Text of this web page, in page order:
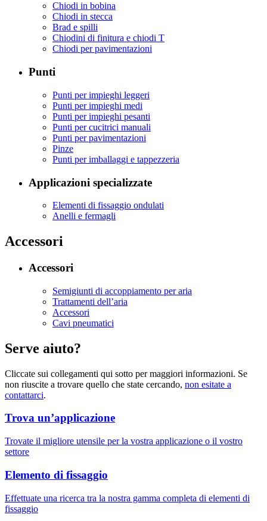
Chiodi in bobina
Chiodi in stecca
Brad e spilli
Chiodini di finitura e chiodi T
Chiodi per pavimentazioni
Punti
Punti per impieghi leggeri
Punti per impieghi medi
Punti per impieghi pesanti
Punti per cucitrici manuali
Punti per pavimentazioni
Pinze
Punti per imballaggi e tappezzeria
Applicazioni specializzate
Elementi di fissaggio ondulati
Anelli e fermagli
Accessori
Accessori
Semigiunti di accoppiamento per aria
Trattamenti dell’aria
Accessori
Cavi pneumatici
Serve aiuto?
Cliccate sui collegamenti qui sotto per maggiori informazioni. Se
non riuscite a trovare quello che state cercando, non esitate a
contattarci.
Trova un’applicazione
Trovate il migliore utensile per la vostra applicazione o il vostro
settore
Elemento di fissaggio
Effettuate una ricerca tra la nostra gamma completa di elementi di
fissaggio